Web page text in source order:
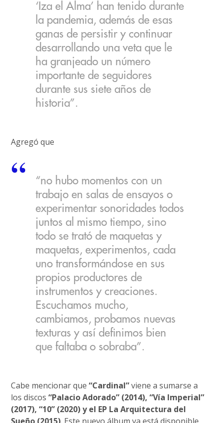
‘Iza el Alma’ han tenido durante
la pandemia, además de esas
ganas de persistir y continuar
desarrollando una veta que le
ha granjeado un número
importante de seguidores
durante sus siete años de
historia”.
Agregó que
“no hubo momentos con un
trabajo en salas de ensayos o
experimentar sonoridades todos
juntos al mismo tiempo, sino
todo se trató de maquetas y
maquetas, experimentos, cada
uno transformándose en sus
propios productores de
instrumentos y creaciones.
Escuchamos mucho,
cambiamos, probamos nuevas
texturas y así definimos bien
que faltaba o sobraba”.
Cabe mencionar que“Cardinal”viene a sumarse a
los discos“Palacio Adorado” (2014), “Vía Imperial”
(2017), “10” (2020) y el EP La Arquitectura del